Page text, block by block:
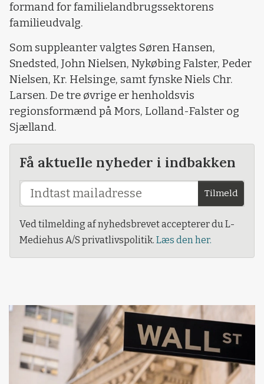
formand for familielandbrugssektorens
familieudvalg.
Som suppleanter valgtes Søren Hansen,
Snedsted, John Nielsen, Nykøbing Falster, Peder
Nielsen, Kr. Helsinge, samt fynske Niels Chr.
Larsen. De tre øvrige er henholdsvis
regionsformænd på Mors, Lolland-Falster og
Sjælland.
Få aktuelle nyheder i indbakken
Tilmeld
Ved tilmelding af nyhedsbrevet accepterer du L-
Mediehus A/S privatlivspolitik. Læs den her.